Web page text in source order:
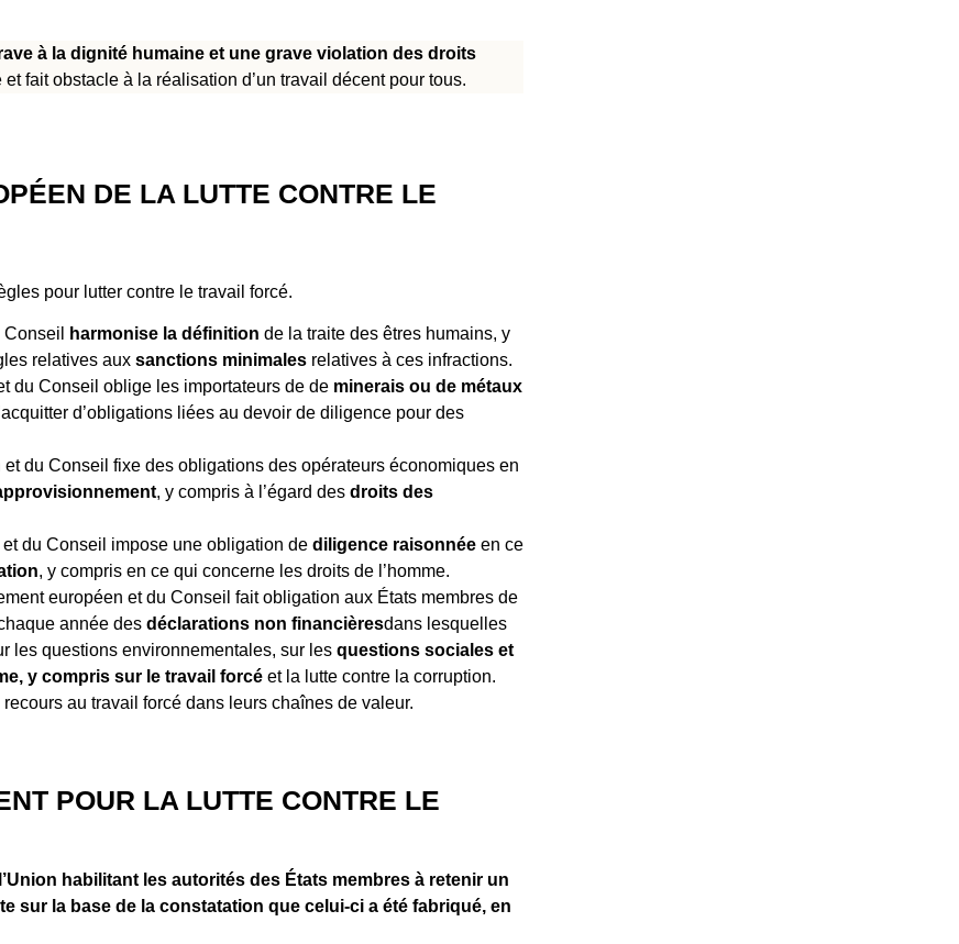
à la dignité humaine et une grave violation des droits
fait obstacle à la réalisation d’un travail décent pour tous.
DE LA LUTTE CONTRE LE
pour lutter contre le travail forcé.
harmonise la définition de la traite des êtres humains, y
relatives aux sanctions minimales relatives à ces infractions.
du Conseil oblige les importateurs de de minerais ou de métaux
d’obligations liées au devoir de diligence pour des
du Conseil fixe des obligations des opérateurs économiques en
, y compris à l’égard des droits des
du Conseil impose une obligation de diligence raisonnée en ce
, y compris en ce qui concerne les droits de l’homme.
européen et du Conseil fait obligation aux États membres de
année des déclarations non financièresdans lesquelles
les questions environnementales, sur les questions sociales et
y compris sur le travail forcé et la lutte contre la corruption.
au travail forcé dans leurs chaînes de valeur.
POUR LA LUTTE CONTRE LE
habilitant les autorités des États membres à retenir un
sur la base de la constatation que celui-ci a été fabriqué, en